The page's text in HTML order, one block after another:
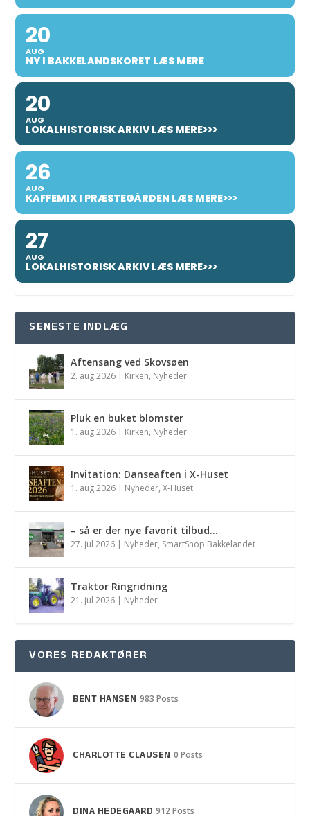
20
AUG
NY I BAKKELANDSKORET LÆS MERE
20
AUG
LOKALHISTORISK ARKIV LÆS MERE>>>
26
AUG
KAFFEMIX I PRÆSTEGÅRDEN LÆS MERE>>>
27
AUG
LOKALHISTORISK ARKIV LÆS MERE>>>
SENESTE INDLÆG
Aftensang ved Skovsøen
2. aug 2026 | Kirken, Nyheder
Pluk en buket blomster
1. aug 2026 | Kirken, Nyheder
Invitation: Danseaften i X-Huset
1. aug 2026 | Nyheder,X-Huset
– så er der nye favorit tilbud…
27. jul 2026 | Nyheder, SmartShop Bakkelandet
Traktor Ringridning
21. jul 2026 | Nyheder
VORES REDAKTØRER
BENT HANSEN 983 Posts
CHARLOTTE CLAUSEN 0 Posts
DINA HEDEGAARD 912 Posts